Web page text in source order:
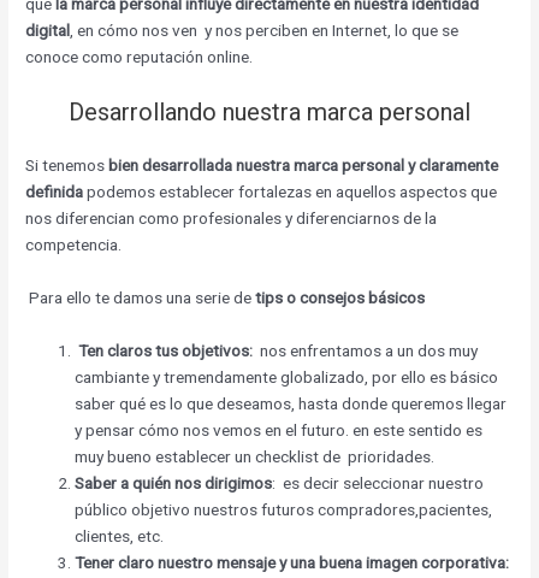
que la marca personal influye directamente en nuestra identidad
digital, en cómo nos ven y nos perciben en Internet, lo que se
conoce como reputación online.
Desarrollando nuestra marca personal
Si tenemos bien desarrollada nuestra marca personal y claramente
definidapodemos establecer fortalezas en aquellos aspectos que
nos diferencian como profesionales y diferenciarnos de la
competencia.
Para ello te damos una serie detips o consejos básicos
Ten claros tus objetivos: nos enfrentamos a un dos muy
cambiante y tremendamente globalizado, por ello es básico
saber qué es lo que deseamos, hasta donde queremos llegar
y pensar cómo nos vemos en el futuro. en este sentido es
muy bueno establecer un checklist de prioridades.
Saber a quién nos dirigimos: es decir seleccionar nuestro
público objetivo nuestros futuros compradores,pacientes,
clientes, etc.
Tener claro nuestro mensaje y una buena imagen corporativa: